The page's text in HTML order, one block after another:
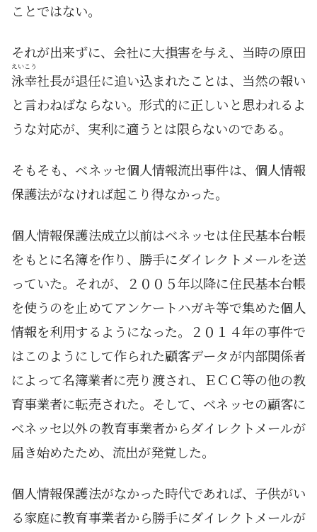
ことではない。
それが出来ずに、会社に大損害を与え、当時の原田
泳幸
えいこう
社長が退任に追い込まれたことは、当然の報い
と言わねばならない。形式的に正しいと思われるよ
うな対応が、実利に適うとは限らないのである。
そもそも、ベネッセ個人情報流出事件は、個人情報
保護法がなければ起こり得なかった。
個人情報保護法成立以前はベネッセは住民基本台帳
をもとに名簿を作り、勝手にダイレクトメールを送
っていた。それが、２００５年以降に住民基本台帳
を使うのを止めてアンケートハガキ等で集めた個人
情報を利用するようになった。２０１４年の事件で
はこのようにして作られた顧客データが内部関係者
によって名簿業者に売り渡され、ＥＣＣ等の他の教
育事業者に転売された。そして、ベネッセの顧客に
ベネッセ以外の教育事業者からダイレクトメールが
届き始めたため、流出が発覚した。
個人情報保護法がなかった時代であれば、子供がい
る家庭に教育事業者から勝手にダイレクトメールが